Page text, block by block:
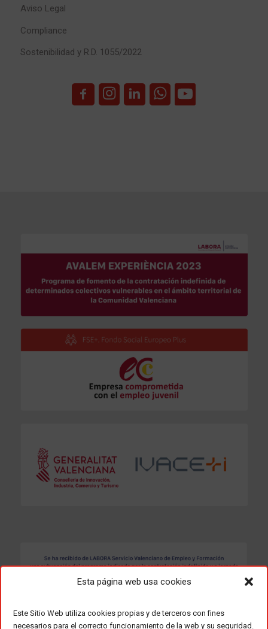
Esta página web usa cookies
Este Sitio Web utiliza cookies propias y de terceros con fines
necesarios para el correcto funcionamiento de la web y su seguridad.
Aviso Legal
Compliance
Sostenibilidad y R.D. 1055/2022